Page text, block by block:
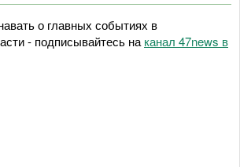
о главных событиях в
- подписывайтесь на канал 47news в